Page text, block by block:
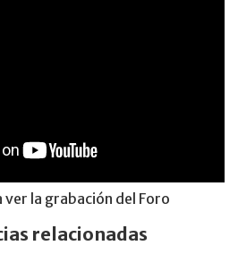
ver la grabación del Foro
relacionadas